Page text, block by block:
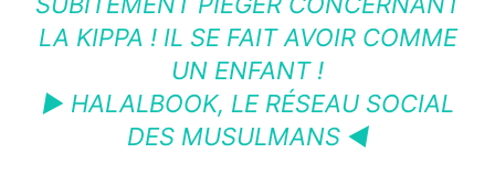
LA KIPPA ! IL SE FAIT AVOIR COMME
UN ENFANT !
► HALALBOOK, LE RÉSEAU SOCIAL
DES MUSULMANS ◄